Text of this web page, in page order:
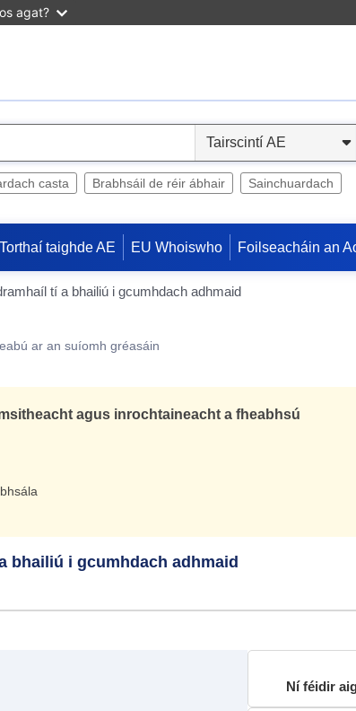
agat?
casta Brabhsáil de réir ábhair Sainchuardach
Torthaí taighde AE EU Whoiswho Foilseacháin an
tí a bhailiú i gcumhdach adhmaid
ar an suíomh gréasáin
agus inrochtaineacht a fheabhsú
bhailiú i gcumhdach adhmaid
Ní féidir